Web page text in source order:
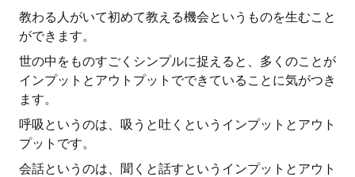
教わる人がいて初めて教える機会というものを生むこと
ができます。
世の中をものすごくシンプルに捉えると、多くのことが
インプットとアウトプットでできていることに気がつき
ます。
呼吸というのは、吸うと吐くというインプットとアウト
プットです。
会話というのは、聞くと話すというインプットとアウト